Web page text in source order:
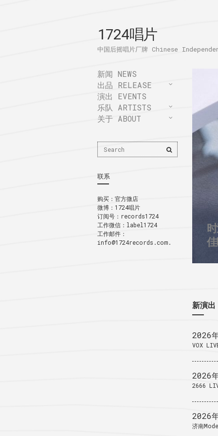
1724唱片
中国后摇唱片厂牌 Chinese
新闻 NEWS
出品 RELEASE
演出 EVENTS
乐队 ARTISTS
关于 ABOUT
Search
for:
Search
联系
购买： 官方微店
微博： 1724唱片
订阅号：records1724
工作微信：label1724
工作邮件：
info@1724records.com.
新演出
2026
VOX
2026
2666
2026
济南